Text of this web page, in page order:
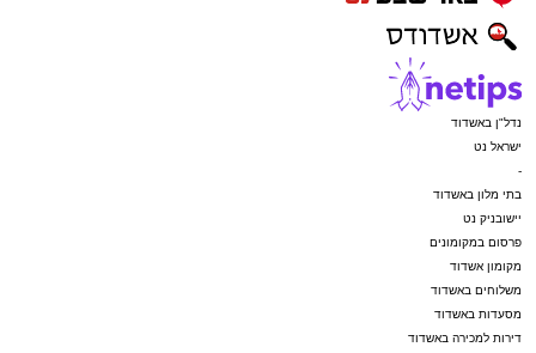
נדל"ן באשדוד
ישראל נט
-
בתי מלון באשדוד
יישובניק נט
פרסום במקומונים
מקומון אשדוד
משלוחים באשדוד
מסעדות באשדוד
דירות למכירה באשדוד